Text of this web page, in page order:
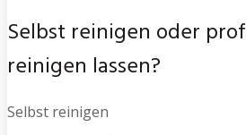
Selbst reinigen oder
reinigen lassen?
Selbst reinigen